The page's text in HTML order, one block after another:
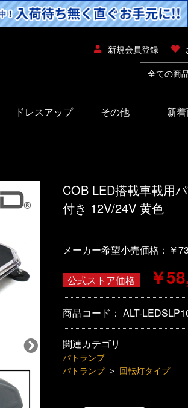
新規会員登録
ドレスアップ その他 新
COB LED搭載車載用
付き 12V/24V 黄色
メーカー希望小売価格：￥
公式ストア価格 ￥
商品コード： ALT-
関連カテゴリ
パトランプ
パトランプ ＞ 回転灯タイプ